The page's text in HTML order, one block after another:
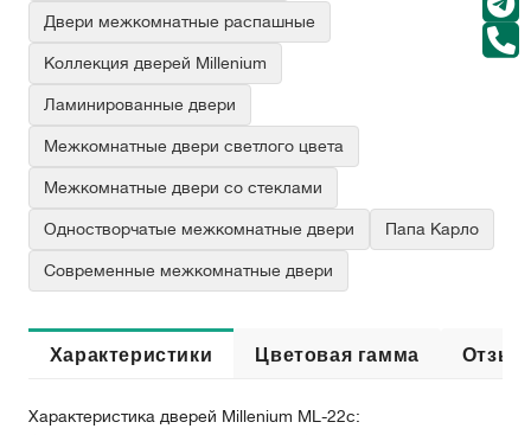
Двери межкомнатные распашные
Коллекция дверей Millenium
Ламинированные двери
Межкомнатные двери светлого цвета
Межкомнатные двери со стеклами
Одностворчатые межкомнатные двери Папа Карло
Современные межкомнатные двери
Характеристики Цветовая гамма
Характеристика дверей Millenium ML-22c: